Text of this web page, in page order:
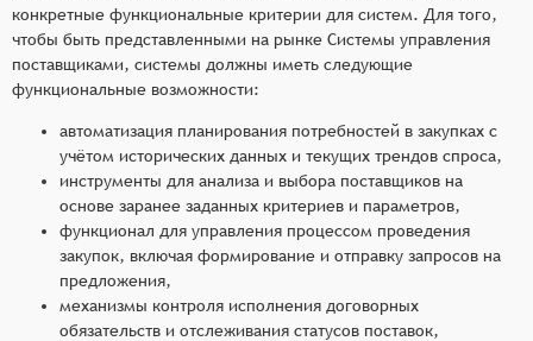
конкретные функциональные критерии для систем. Для того,
чтобы быть представленными на рынке Системы управления
поставщиками, системы должны иметь следующие
функциональные возможности:
автоматизация планирования потребностей в закупках с
учётом исторических данных и текущих трендов спроса,
инструменты для анализа и выбора поставщиков на
основе заранее заданных критериев и параметров,
функционал для управления процессом проведения
закупок, включая формирование и отправку запросов на
предложения,
механизмы контроля исполнения договорных
обязательств и отслеживания статусов поставок,